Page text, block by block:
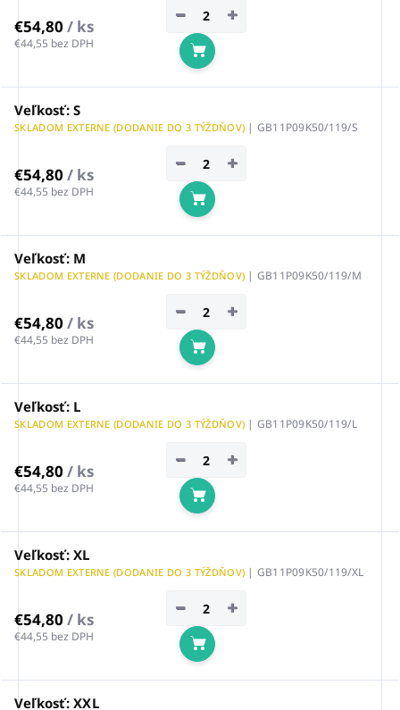
€54,80 / ks
€44,55 bez DPH
+
−
Do košíka
Veľkosť: S
SKLADOM EXTERNE (DODANIE DO 3 TÝŽDŇOV) | GB11P09K50/119/S
€54,80 / ks
€44,55 bez DPH
+
−
Do košíka
Veľkosť: M
SKLADOM EXTERNE (DODANIE DO 3 TÝŽDŇOV) | GB11P09K50/119/M
€54,80 / ks
€44,55 bez DPH
+
−
Do košíka
Veľkosť: L
SKLADOM EXTERNE (DODANIE DO 3 TÝŽDŇOV) | GB11P09K50/119/L
€54,80 / ks
€44,55 bez DPH
+
−
Do košíka
Veľkosť: XL
SKLADOM EXTERNE (DODANIE DO 3 TÝŽDŇOV) | GB11P09K50/119/XL
€54,80 / ks
€44,55 bez DPH
+
−
Do košíka
Veľkosť: XXL